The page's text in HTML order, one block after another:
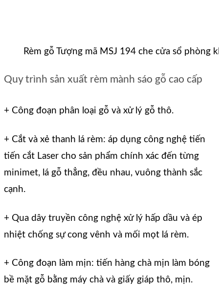
Rèm gỗ Tượng mã MSJ 194 che cửa sổ phòng
Quy trình sản xuất rèm mành sáo gỗ cao cấp
+ Công đoạn phân loại gỗ và xử lý gỗ thô.
+ Cắt và xẻ thanh lá rèm: áp dụng công nghệ tiến
tiến cắt Laser cho sản phẩm chính xác đến từng
minimet, lá gỗ thẳng, đều nhau, vuông thành sắc
cạnh.
+ Qua dây truyền công nghệ xử lý hấp dầu và ép
nhiệt chống sự cong vênh và mối mọt lá rèm.
+ Công đoạn làm mịn: tiến hàng chà mịn làm bóng
bề mặt gỗ bằng máy chà và giấy giáp thô, mịn.